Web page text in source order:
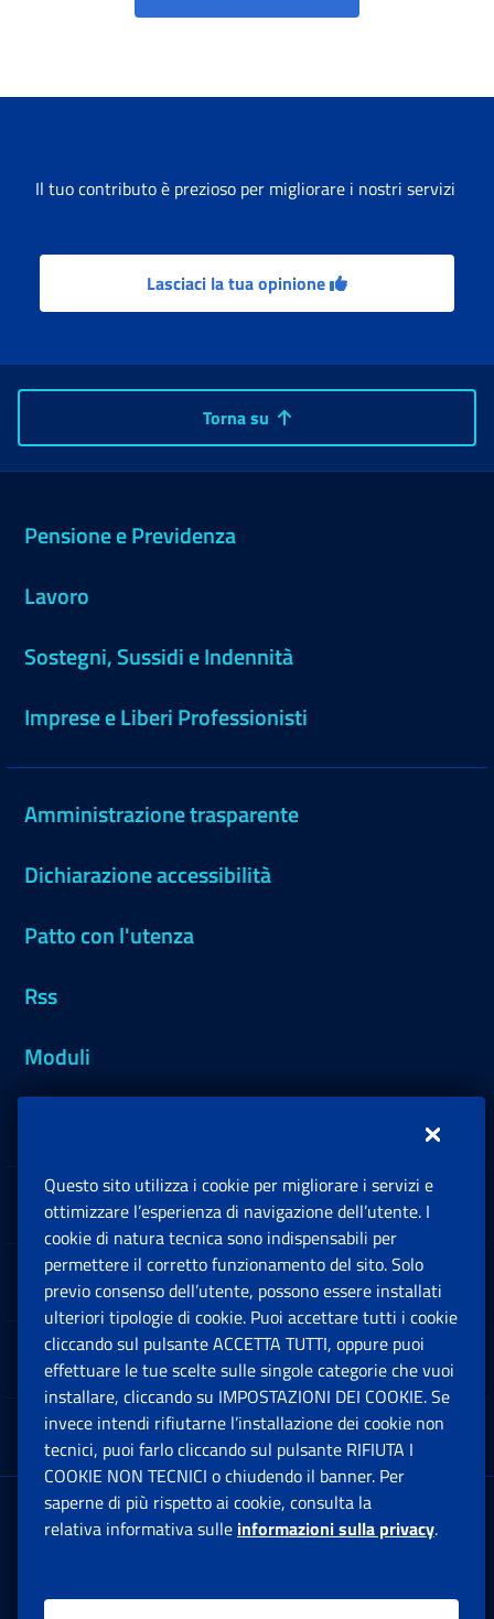
Il tuo contributo è prezioso per migliorare i nostri servizi
Lasciaci la tua opinione
Torna su
Pensione e Previdenza
Lavoro
Sostegni, Sussidi e Indennità
Imprese e Liberi Professionisti
Amministrazione trasparente
Dichiarazione accessibilità
Patto con l'utenza
Rss
Moduli
Sedi e Contatti
Software
Note Legali
App mobile
Sede Legale : Via Ciro il Grande, 21
00144 Roma
Questo sito utilizza i cookie per migliorare i servizi e
ottimizzare l’esperienza di navigazione dell’utente. I
cookie di natura tecnica sono indispensabili per
permettere il corretto funzionamento del sito. Solo
previo consenso dell’utente, possono essere installati
ulteriori tipologie di cookie. Puoi accettare tutti i cookie
cliccando sul pulsante ACCETTA TUTTI, oppure puoi
effettuare le tue scelte sulle singole categorie che vuoi
installare, cliccando su IMPOSTAZIONI DEI COOKIE. Se
invece intendi rifiutarne l’installazione dei cookie non
tecnici, puoi farlo cliccando sul pulsante RIFIUTA I
COOKIE NON TECNICI o chiudendo il banner. Per
saperne di più rispetto ai cookie, consulta la
relativa informativa sulle informazioni sulla privacy.